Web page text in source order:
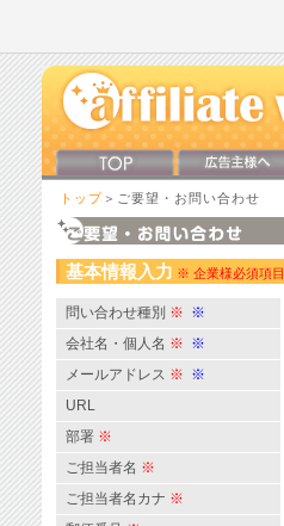
トップ ＞ご要望・お問い合わせ
基本情報入力 ※ 企業様必須項目
問い合わせ種別 ※ ※
会社名・個人名 ※ ※
メールアドレス ※ ※
URL
部署 ※
ご担当者名 ※
ご担当者名カナ ※